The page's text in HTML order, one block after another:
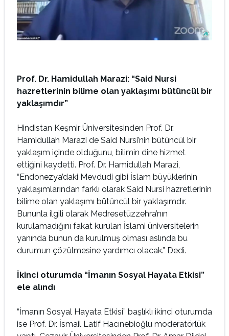
Prof. Dr. Hamidullah Marazi: “Said Nursi
hazretlerinin bilime olan yaklaşımı bütüncül bir
yaklaşımdır”
Hindistan Keşmir Üniversitesinden Prof. Dr.
Hamidullah Marazi de Said Nursi’nin bütüncül bir
yaklaşım içinde olduğunu, bilimin dine hizmet
ettiğini kaydetti. Prof. Dr. Hamidullah Marazi,
“Endonezya’daki Mevdudi gibi İslam büyüklerinin
yaklaşımlarından farklı olarak Said Nursi hazretlerinin
bilime olan yaklaşımı bütüncül bir yaklaşımdır.
Bununla ilgili olarak Medresetüzzehra’nın
kurulamadığını fakat kurulan İslami üniversitelerin
yanında bunun da kurulmuş olması aslında bu
durumun çözülmesine yardımcı olacak.” Dedi.
İkinci oturumda “İmanın Sosyal Hayata Etkisi”
ele alındı
“İmanın Sosyal Hayata Etkisi” başlıklı ikinci oturumda
ise Prof. Dr. İsmail Latif Hacınebioğlu moderatörlük